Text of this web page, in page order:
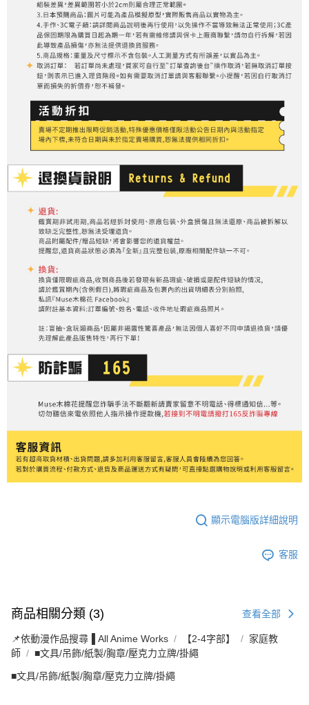
顯示電腦版詳細說明
客服
商品相關分類 (3) 查看全部
📌依動漫作品搜尋▐ All Anime Works 【2-4字部】
家庭教
師
■文具/吊飾/紙製/胸章/壓克力立牌/掛繩
■文具/吊飾/紙製/胸章/壓克力立牌/掛繩